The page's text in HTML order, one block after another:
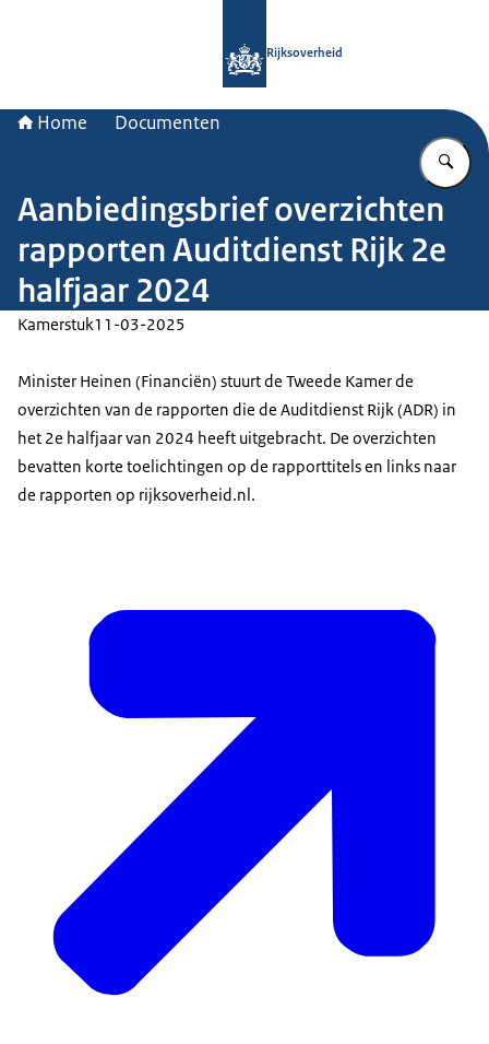
Rijksoverheid
Home Documenten
Aanbiedingsbrief overzichten
rapporten Auditdienst Rijk 2e
halfjaar 2024
Kamerstuk11-03-2025
Minister Heinen (Financiën) stuurt de Tweede Kamer de
overzichten van de rapporten die de Auditdienst Rijk (ADR) in
het 2e halfjaar van 2024 heeft uitgebracht. De overzichten
bevatten korte toelichtingen op de rapporttitels en links naar
de rapporten op rijksoverheid.nl.